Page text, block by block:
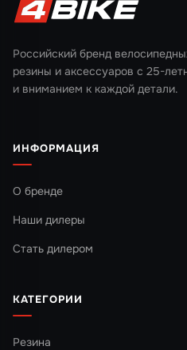
Российский бренд
резины и аксессуаров с 25-
и вниманием к каждой детали.
ИНФОРМАЦИЯ
О бренде
Наши дилеры
Стать дилером
КАТЕГОРИИ
Резина